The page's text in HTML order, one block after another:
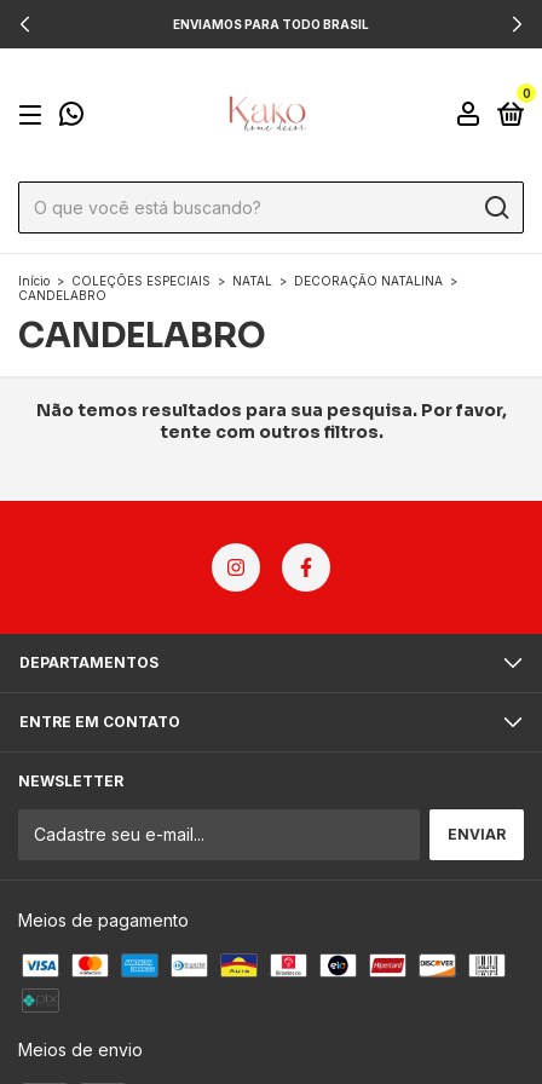
ENVIAMOS PARA TODO BRASIL
0
Início > COLEÇÕES ESPECIAIS > NATAL > DECORAÇÃO NATALINA >
CANDELABRO
CANDELABRO
Não temos resultados para sua pesquisa. Por favor,
tente com outros filtros.
DEPARTAMENTOS
ENTRE EM CONTATO
NEWSLETTER
Meios de pagamento
Meios de envio